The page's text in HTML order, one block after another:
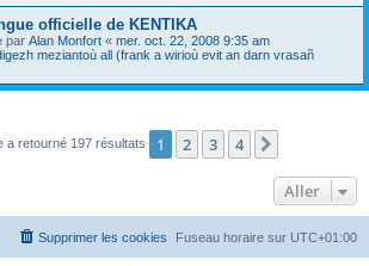
officielle de KENTIKA
par Alan Monfort « mer. oct. 22, 2008 9:35 am
meziantoù all (frank a wirioù evit an darn vrasañ
a retourné 197 résultats 1 2 3 4
Aller
Fuseau horaire sur UTC+01:00
Supprimer les cookies